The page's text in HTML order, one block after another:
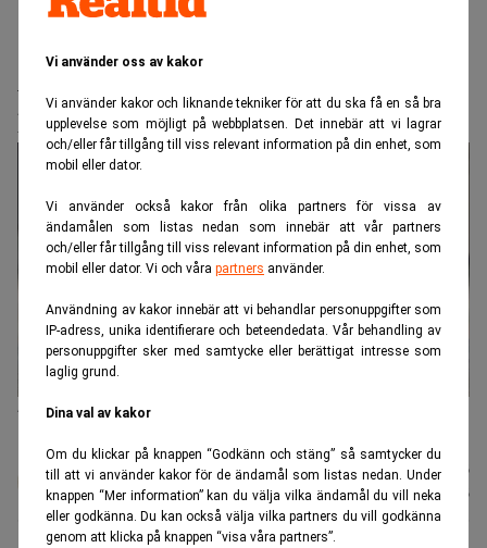
Vi använder oss av kakor
Vi använder kakor och liknande tekniker för att du ska få en så bra
upplevelse som möjligt på webbplatsen. Det innebär att vi lagrar
och/eller får tillgång till viss relevant information på din enhet, som
mobil eller dator.
Vi använder också kakor från olika partners för vissa av
ändamålen som listas nedan som innebär att vår partners
och/eller får tillgång till viss relevant information på din enhet, som
mobil eller dator. Vi och våra partners använder.
Användning av kakor innebär att vi behandlar personuppgifter som
IP-adress, unika identifierare och beteendedata. Vår behandling av
personuppgifter sker med samtycke eller berättigat intresse som
laglig grund.
Dina val av kakor
Om du klickar på knappen “Godkänn och stäng” så samtycker du
till att vi använder kakor för de ändamål som listas nedan. Under
knappen “Mer information” kan du välja vilka ändamål du vill neka
eller godkänna. Du kan också välja vilka partners du vill godkänna
genom att klicka på knappen “visa våra partners”.
Analytikernas varning: 60/40-
portföljen är "trasig"
Att spara 60/40 har varit ett stående råd i många år. Men det
Johan
Colliander
Publicerad:04 aug. 2026
Uppdaterad:04 aug. 2026